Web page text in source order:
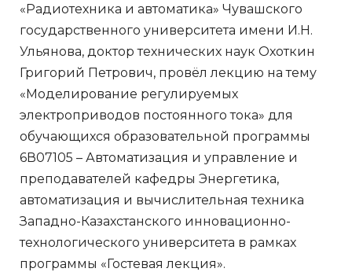
«Радиотехника и автоматика» Чувашского
государственного университета имени И.Н.
Ульянова, доктор технических наук Охоткин
Григорий Петрович, провёл лекцию на тему
«Моделирование регулируемых
электроприводов постоянного тока» для
обучающихся образовательной программы
6В07105 – Автоматизация и управление и
преподавателей кафедры Энергетика,
автоматизация и вычислительная техника
Западно-Казахстанского инновационно-
технологического университета в рамках
программы «Гостевая лекция».